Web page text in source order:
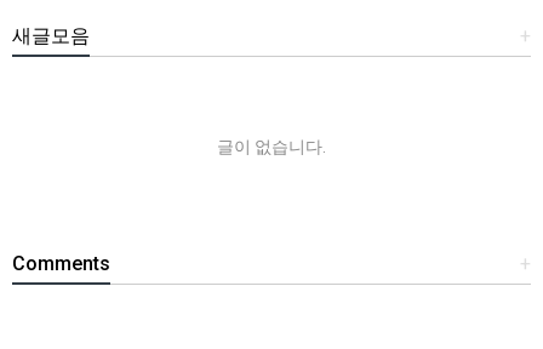
+
새글모음
글이 없습니다.
+
Comments